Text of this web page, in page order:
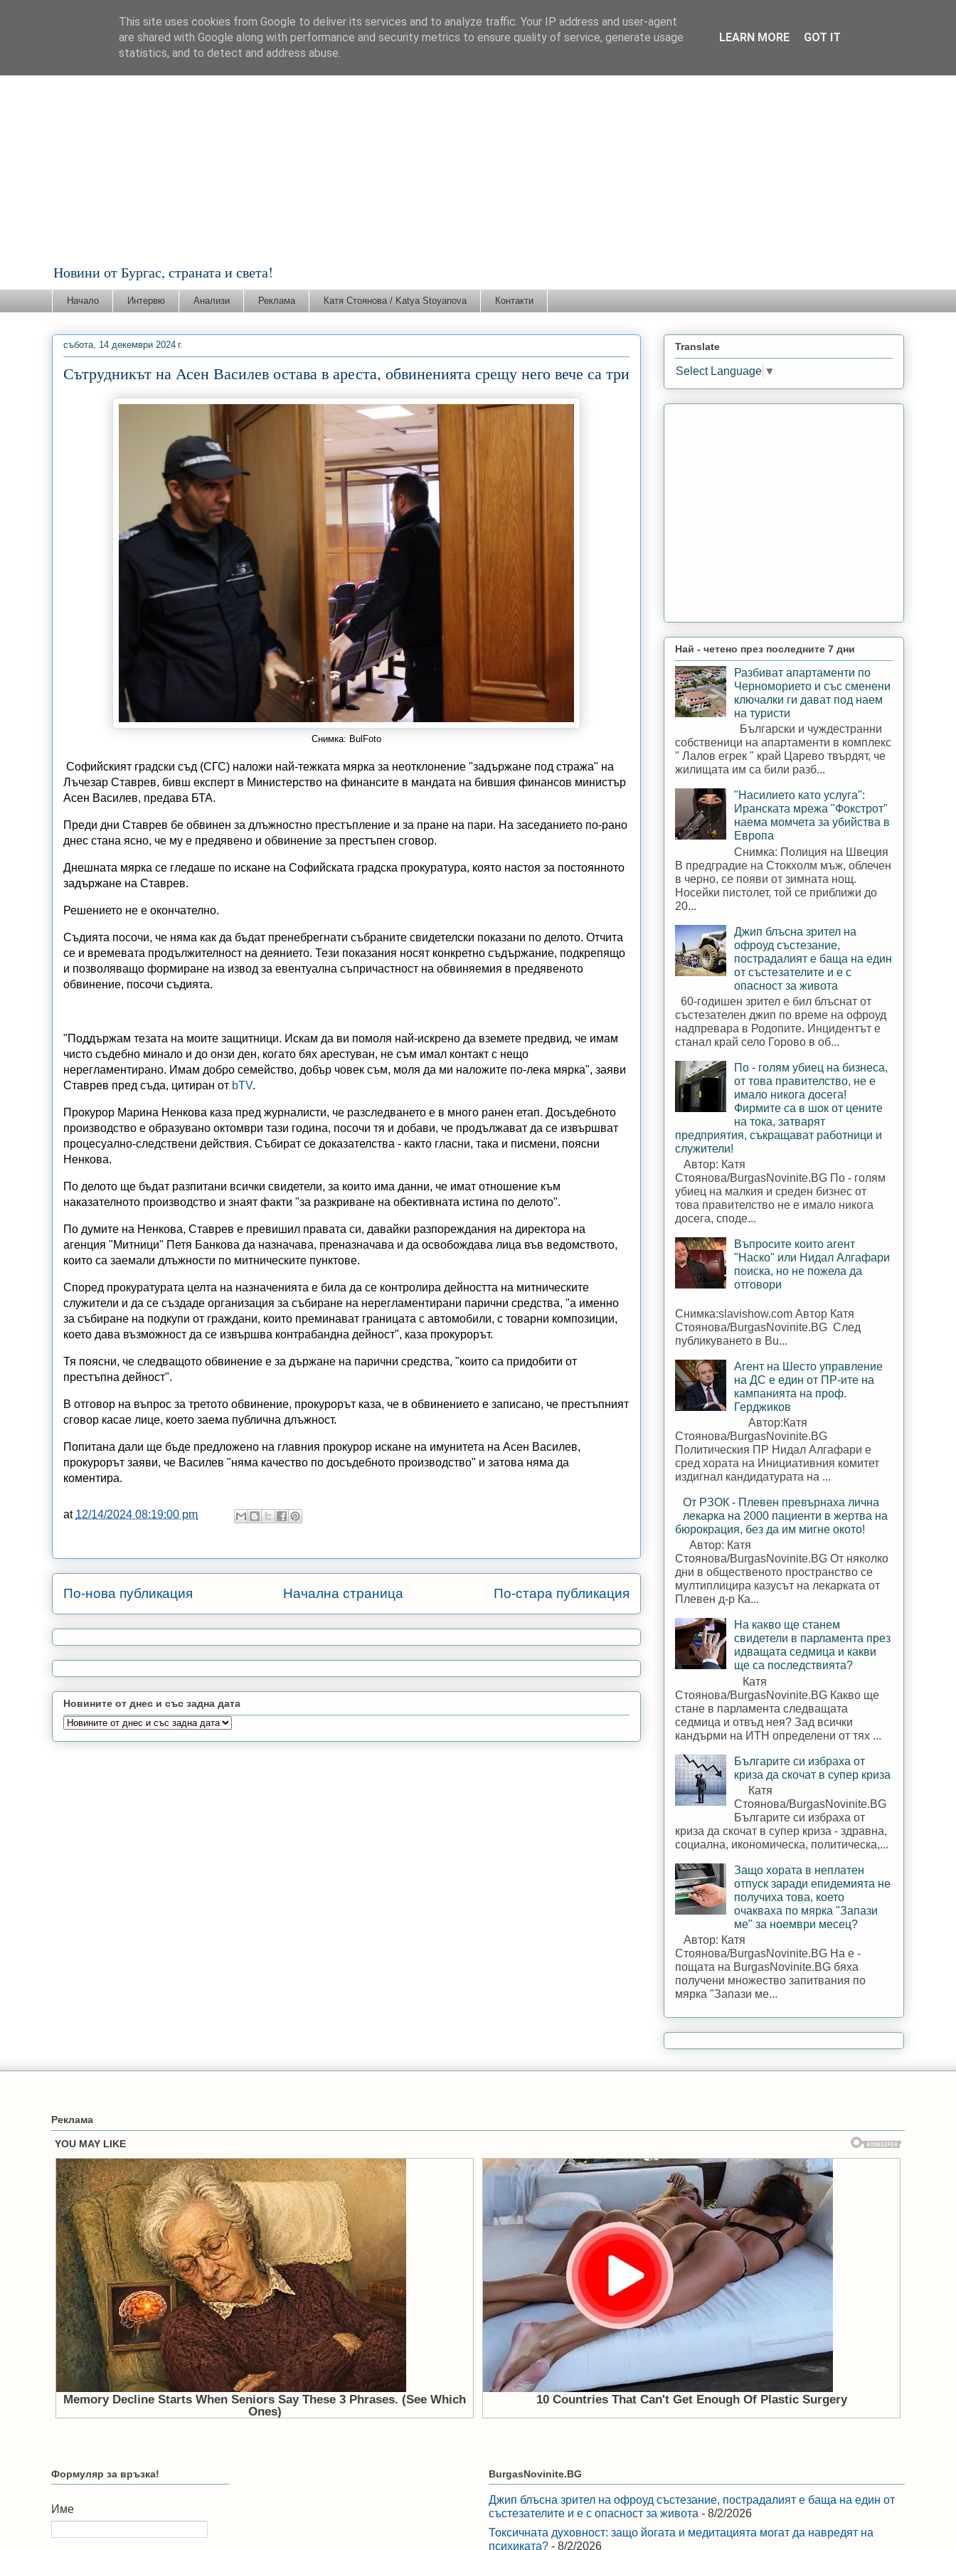
Новини от Бургас, страната и света!
Начало Интервю Анализи Реклама Катя Стоянова / Katya Stoyanova Контакти
събота, 14 декември 2024 г.
Сътрудникът на Асен Василев остава в ареста, обвиненията срещу него вече са три
Снимка: BulFoto
Софийският градски съд (СГС) наложи най-тежката мярка за неотклонение "задържане под стража" на
Лъчезар Ставрев, бивш експерт в Министерство на финансите в мандата на бившия финансов министър
Асен Василев, предава БТА.
Преди дни Ставрев бе обвинен за длъжностно престъпление и за пране на пари. На заседанието по-рано
днес стана ясно, че му е предявено и обвинение за престъпен сговор.
Днешната мярка се гледаше по искане на Софийската градска прокуратура, която настоя за постоянното
задържане на Ставрев.
Решението не е окончателно.
Съдията посочи, че няма как да бъдат пренебрегнати събраните свидетелски показани по делото. Отчита
се и времевата продължителност на деянието. Тези показания носят конкретно съдържание, подкрепящо
и позволяващо формиране на извод за евентуална съпричастност на обвиняемия в предявеното
обвинение, посочи съдията.
"Поддържам тезата на моите защитници. Искам да ви помоля най-искрено да вземете предвид, че имам
чисто съдебно минало и до онзи ден, когато бях арестуван, не съм имал контакт с нещо
нерегламентирано. Имам добро семейство, добър човек съм, моля да ми наложите по-лека мярка", заяви
Ставрев пред съда, цитиран от bTV.
Прокурор Марина Ненкова каза пред журналисти, че разследването е в много ранен етап. Досъдебното
производство е образувано октомври тази година, посочи тя и добави, че продължават да се извършват
процесуално-следствени действия. Събират се доказателства - както гласни, така и писмени, поясни
Ненкова.
По делото ще бъдат разпитани всички свидетели, за които има данни, че имат отношение към
наказателното производство и знаят факти "за разкриване на обективната истина по делото".
По думите на Ненкова, Ставрев е превишил правата си, давайки разпореждания на директора на
агенция "Митници" Петя Банкова да назначава, преназначава и да освобождава лица във ведомството,
които са заемали длъжности по митническите пунктове.
Според прокуратурата целта на назначенията е била да се контролира дейността на митническите
служители и да се създаде организация за събиране на нерегламентирани парични средства, "а именно
за събиране на подкупи от граждани, които преминават границата с автомобили, с товарни композиции,
което дава възможност да се извършва контрабандна дейност", каза прокурорът.
Тя поясни, че следващото обвинение е за държане на парични средства, "които са придобити от
престъпна дейност".
В отговор на въпрос за третото обвинение, прокурорът каза, че в обвинението е записано, че престъпният
сговор касае лице, което заема публична длъжност.
Попитана дали ще бъде предложено на главния прокурор искане на имунитета на Асен Василев,
прокурорът заяви, че Василев "няма качество по досъдебното производство" и затова няма да
коментира.
at 12/14/2024 08:19:00 pm
По-нова публикация По-стара публикация
Начална страница
Новините от днес и със задна дата
Translate
Select Language ▼
Най - четено през последните 7 дни
Разбиват апартаменти по
Черноморието и със сменени
ключалки ги дават под наем
на туристи
Български и чуждестранни
собственици на апартаменти в комплекс
" Лалов егрек " край Царево твърдят, че
жилищата им са били разб...
"Насилието като услуга":
Иранската мрежа "Фокстрот"
наема момчета за убийства в
Европа
Снимка: Полиция на Швеция
В предградие на Стокхолм мъж, облечен
в черно, се появи от зимната нощ.
Носейки пистолет, той се приближи до
20...
Джип блъсна зрител на
офроуд състезание,
пострадалият е баща на един
от състезателите и е с
опасност за живота
60-годишен зрител е бил блъснат от
състезателен джип по време на офроуд
надпревара в Родопите. Инцидентът е
станал край село Горово в об...
По - голям убиец на бизнеса,
от това правителство, не е
имало никога досега!
Фирмите са в шок от цените
на тока, затварят
предприятия, съкращават работници и
служители!
Автор: Катя
Стоянова/BurgasNovinite.BG По - голям
убиец на малкия и среден бизнес от
това правителство не е имало никога
досега, споде...
Въпросите които агент
"Наско" или Нидал Алгафари
поиска, но не пожела да
отговори
Снимка:slavishow.com Автор Катя
Стоянова/BurgasNovinite.BG След
публикуването в Bu...
Агент на Шесто управление
на ДС е един от ПР-ите на
кампанията на проф.
Герджиков
Автор:Катя
Стоянова/BurgasNovinite.BG
Политическия ПР Нидал Алгафари е
сред хората на Инициативния комитет
издигнал кандидатурата на ...
От РЗОК - Плевен превърнаха лична
лекарка на 2000 пациенти в жертва на
бюрокрация, без да им мигне окото!
Автор: Катя
Стоянова/BurgasNovinite.BG От няколко
дни в общественото пространство се
мултиплицира казусът на лекарката от
Плевен д-р Ка...
На какво ще станем
свидетели в парламента през
идващата седмица и какви
ще са последствията?
Катя
Стоянова/BurgasNovinite.BG Какво ще
стане в парламента следващата
седмица и отвъд нея? Зад всички
кандърми на ИТН определени от тях ...
Българите си избраха от
криза да скочат в супер криза
Катя
Стоянова/BurgasNovinite.BG
Българите си избраха от
криза да скочат в супер криза - здравна,
социална, икономическа, политическа,...
Защо хората в неплатен
отпуск заради епидемията не
получиха това, което
очакваха по мярка "Запази
ме" за ноември месец?
Автор: Катя
Стоянова/BurgasNovinite.BG На е -
пощата на BurgasNovinite.BG бяха
получени множество запитвания по
мярка "Запази ме...
Реклама
Формуляр за връзка!
Име
BurgasNovinite.BG
Джип блъсна зрител на офроуд състезание, пострадалият е баща на един от
състезателите и е с опасност за живота - 8/2/2026
Токсичната духовност: защо йогата и медитацията могат да навредят на
психиката? - 8/2/2026
This site uses cookies from Google to deliver its services and to analyze traffic. Your IP address and user-agent
are shared with Google along with performance and security metrics to ensure quality of service, generate usage
statistics, and to detect and address abuse.
LEARN MORE GOT IT